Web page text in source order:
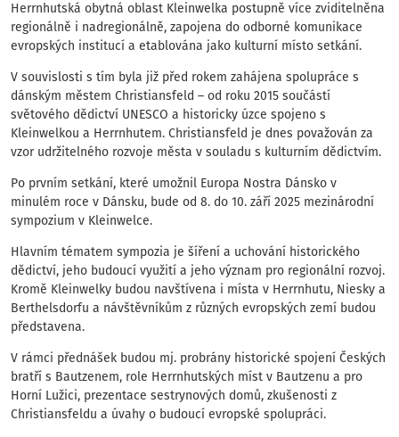
Herrnhutská obytná oblast Kleinwelka postupně více zviditelněna
regionálně i nadregionálně, zapojena do odborné komunikace
evropských institucí a etablována jako kulturní místo setkání.
V souvislosti s tím byla již před rokem zahájena spolupráce s
dánským městem Christiansfeld – od roku 2015 součástí
světového dědictví UNESCO a historicky úzce spojeno s
Kleinwelkou a Herrnhutem. Christiansfeld je dnes považován za
vzor udržitelného rozvoje města v souladu s kulturním dědictvím.
Po prvním setkání, které umožnil Europa Nostra Dánsko v
minulém roce v Dánsku, bude od 8. do 10. září 2025 mezinárodní
sympozium v Kleinwelce.
Hlavním tématem sympozia je šíření a uchování historického
dědictví, jeho budoucí využití a jeho význam pro regionální rozvoj.
Kromě Kleinwelky budou navštívena i místa v Herrnhutu, Niesky a
Berthelsdorfu a návštěvníkům z různých evropských zemí budou
představena.
V rámci přednášek budou mj. probrány historické spojení Českých
bratří s Bautzenem, role Herrnhutských míst v Bautzenu a pro
Horní Lužici, prezentace sestrynových domů, zkušenosti z
Christiansfeldu a úvahy o budoucí evropské spolupráci.